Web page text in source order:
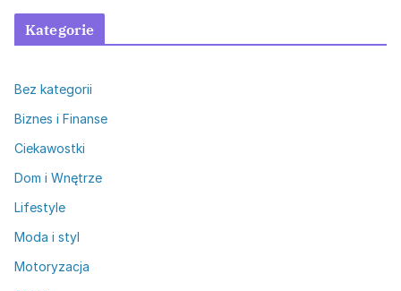
Kategorie
Bez kategorii
Biznes i Finanse
Ciekawostki
Dom i Wnętrze
Lifestyle
Moda i styl
Motoryzacja